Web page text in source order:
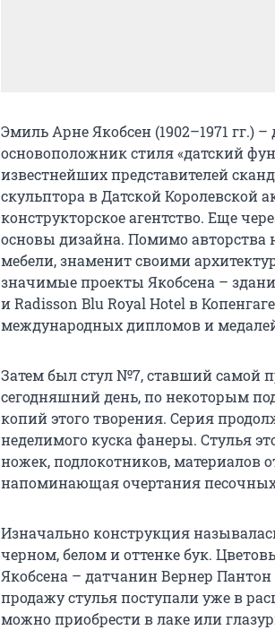
Эмиль Арне Якобсен (1902–1971 гг.)
основоположник стиля «датский
известнейших представителей
скульптора в Датской Королевской
конструкторское агентство. Еще
основы дизайна. Помимо авторства
мебели, знаменит своими
значимые проекты Якобсена –
и Radisson Blu Royal Hotel в
международных дипломов и медалей
Затем был стул №7, ставший самой
сегодняшний день, по некоторым
копий этого творения. Серия
неделимого куска фанеры. Стулья
ножек, подлокотников, материалов
напоминающая очертания
Изначально конструкция
черном, белом и оттенке бук.
Якобсена – датчанин Вернер
продажу стулья поступали уже в
можно приобрести в лаке или